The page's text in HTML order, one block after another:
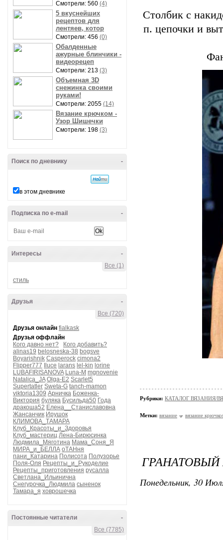
Смотрели: 560 (4)
5 вкуснейших
рецептов для
лентяев, котор
Смотрели: 456 (0)
Обалденные
ажурные блинчики -
видеорецеп
Смотрели: 213 (3)
Объемная 3D
снежинка своими
руками!
Смотрели: 2055 (14)
Вязание крючком -
Узор Шишечки
Смотрели: 198 (3)
-
Поиск по дневнику
в этом дневнике
-
Подписка по e-mail
-
Интересы
Все (1)
стиль
-
Друзья
Все (720)
Друзья онлайн fialkask
Друзья оффлайн
Кого давно нет?
Кого добавить?
alinas19 belosneska-38 bogsve
Boyarishnik Casperock cimona2
Flipper777
Iluce larans lel-kin lorine
LUBAFIRISANOVA Luna-M mgnovenie
Natalica_JA Olga-E2 Scarlet5
Supertatler Sweta-G tanch-mamon
viktoria1309 Арничка Боженка-
Виктория буляка Бусильда50 Года
дракоша52 Елена__Станиславовна
Жансанчик Ирушок
КЛИМОВА_ТАМАРА
Клуб_Красоты_и_Здоровья
Клуб_мастериц Лена-Бирюсинка
Людмила_Мяготина Мама_Соня_Я
МИРА_и_БЕЛЛА оТАНня
пани_Катарина Полисота Полузорье
Поля-Оля Рецепты_и_Рукоделие
Рецепты_приготовления русалла
Светлана_Ильинична
Снегурочка_Людмила сыненок
Тамара_я ховрошечка
-
Постоянные читатели
Все (7785)
Столбик с
п. цепочки и
Рубрики: КАТАЛОГ ВЯЗАНИЯ/
Метки: вязание вязание
Понедельник, 30